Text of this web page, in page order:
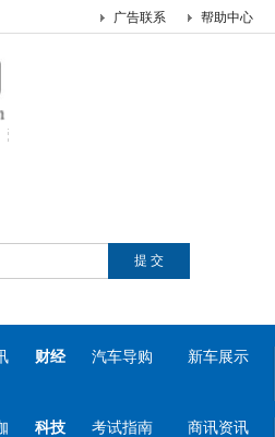
帮助中心
广告联系
财经 汽车导购 新车展示
科技 考试指南 商讯资讯